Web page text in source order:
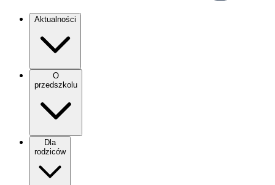
Aktualności
O
przedszkolu
Dla
rodziców